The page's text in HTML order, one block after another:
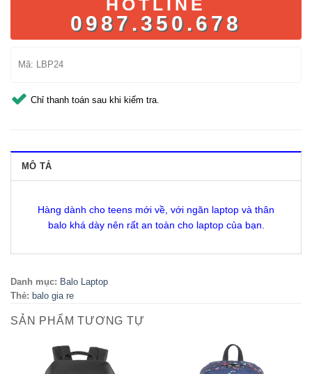
HOTLINE
0987.350.678
Mã: LBP24
Chỉ thanh toán sau khi kiểm tra.
MÔ TẢ
Hàng dành cho teens mới về, với ngăn laptop và thân
balo khá dày nên rất an toàn cho laptop của bạn.
Danh mục: Balo Laptop
Thẻ: balo gia re
SẢN PHẨM TƯƠNG TỰ